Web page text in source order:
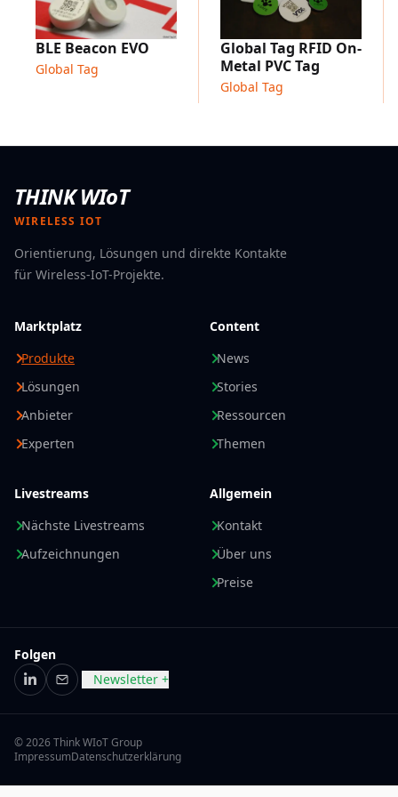
Individuell anpassbar mit Gravur- und Farboptionen
Typische Anwendungsbereiche
Kennzeichnung und Nachverfolgung von
Intelligente Abfallmanagementsysteme
Kommunale und industrielle Abfallsammlung
BLE Beacon EVO
Global Tag
Global Tag RFID On-
Metal PVC Tag
Global Tag
THINK WIoT
WIRELESS IOT
Orientierung, Lösungen und direkte Kontakte
für Wireless-IoT-Projekte.
Marktplatz
Produkte
Lösungen
Anbieter
Experten
Content
News
Stories
Ressourcen
Themen
Livestreams
Nächste Livestreams
Aufzeichnungen
Allgemein
Kontakt
Über uns
Preise
Folgen
LinkedIn
E-MailNewsletter +
© 2026 Think WIoT Group
ImpressumDatenschutzerklärung